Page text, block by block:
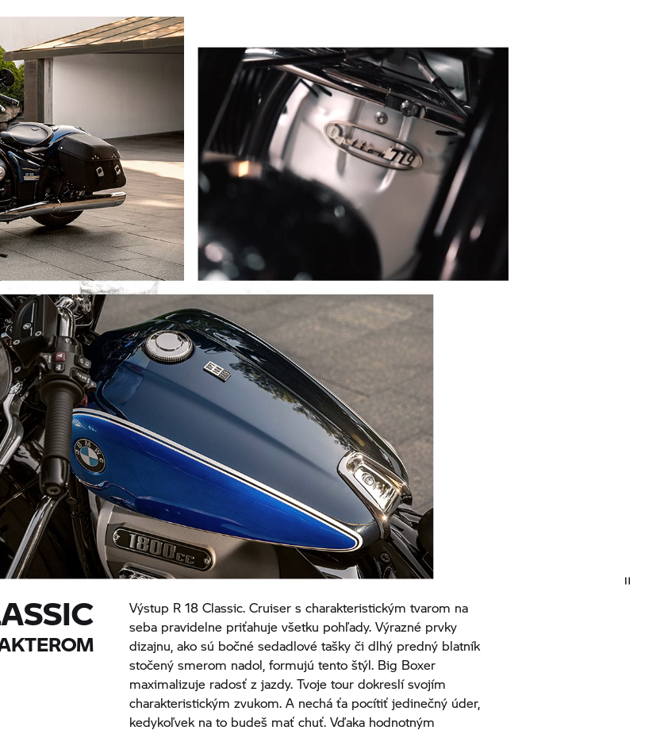
Výstup R 18 Classic. Cruiser s charakteristickým tvarom na
seba pravidelne priťahuje všetku pohľady. Výrazné prvky
dizajnu, ako sú bočné sedadlové tašky či dlhý predný blatník
stočený smerom nadol, formujú tento štýl. Big Boxer
maximalizuje radosť z jazdy. Tvoje tour dokreslí svojím
charakteristickým zvukom. A nechá ťa pocítiť jedinečný úder,
kedykoľvek na to budeš mať chuť. Vďaka hodnotným